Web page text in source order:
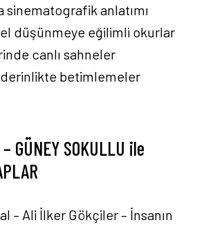
sinematografik anlatımı
düşünmeye eğilimli okurlar
canlı sahneler
betimlemeler
GÜNEY SOKULLU ile
– Ali İlker Gökçiler – İnsanın